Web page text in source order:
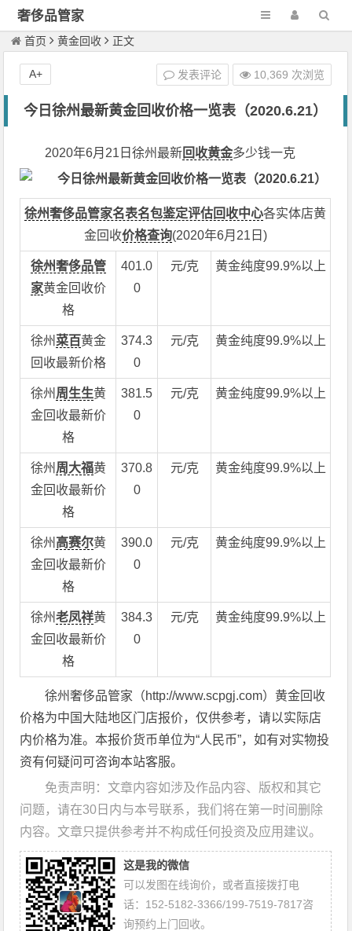
奢侈品管家
首页 黄金回收 正文
今日徐州最新黄金回收价格一览表（2020.6.21）
发表评论 10,369 次浏览
A+
2020年6月21日徐州最新回收黄金多少钱一克
徐州奢侈品管家名表名包鉴定评估回收中心各实体店黄
金回收价格查询(2020年6月21日)
徐州奢侈品管
家黄金回收价
格
401.0
0
元/克 黄金纯度99.9%以上
徐州 菜百黄金
回收最新价格
374.3
0
元/克 黄金纯度99.9%以上
徐州 周生生黄
金回收最新价
格
381.5
0
元/克 黄金纯度99.9%以上
徐州 周大福黄
金回收最新价
格
370.8
0
元/克 黄金纯度99.9%以上
徐州 高赛尔黄
金回收最新价
格
390.0
0
元/克 黄金纯度99.9%以上
徐州老凤祥黄
金回收最新价
格
384.3
0
元/克 黄金纯度99.9%以上
徐州奢侈品管家（http://www.scpgj.com）黄金回收
价格为中国大陆地区门店报价，仅供参考，请以实际店
内价格为准。本报价货币单位为“人民币”，如有对实物投
资有何疑问可咨询本站客服。
免责声明：文章内容如涉及作品内容、版权和其它
问题，请在30日内与本号联系，我们将在第一时间删除
内容。文章只提供参考并不构成任何投资及应用建议。
这是我的微信
可以发图在线询价，或者直接拨打电
话：152-5182-3366/199-7519-7817咨
询预约上门回收。